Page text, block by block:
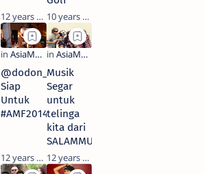
12 years ago
10 years ago
@dodon_jerry
Siap
Untuk
#AMF2014
12 years ago
Musik
Segar
untuk
telinga
kita dari
SALAMMUSIK
12 years ago